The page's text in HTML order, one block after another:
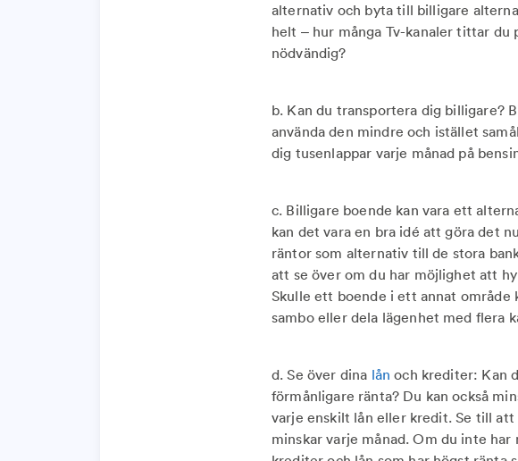
alternativ och byta till billigare
helt – hur många Tv-kanaler tittar du
nödvändig?
b. Kan du transportera dig billigare?
använda den mindre och istället
dig tusenlappar varje månad på
c. Billigare boende kan vara ett
kan det vara en bra idé att göra det
räntor som alternativ till de stora
att se över om du har möjlighet att
Skulle ett boende i ett annat område
sambo eller dela lägenhet med flera
d. Se över dina lån och krediter: Kan
förmånligare ränta? Du kan också
varje enskilt lån eller kredit. Se till
minskar varje månad. Om du inte